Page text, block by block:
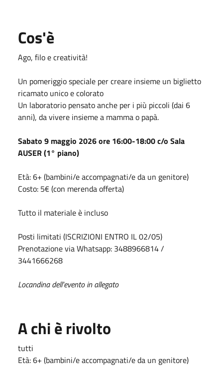
Cos'è
Ago, filo e creatività!
Un pomeriggio speciale per creare insieme un biglietto
ricamato unico e colorato
Un laboratorio pensato anche per i più piccoli (dai 6
anni), da vivere insieme a mamma o papà.
Sabato 9 maggio 2026ore 16:00-18:00 c/o Sala
AUSER (1° piano)
Età: 6+ (bambini/e accompagnati/e da un genitore)
Costo: 5€ (con merenda offerta)
Tutto il materiale è incluso
Posti limitati (ISCRIZIONI ENTRO IL 02/05)
Prenotazione via Whatsapp: 3488966814 /
3441666268
Locandina dell'evento in allegato
A chi è rivolto
tutti
Età: 6+ (bambini/e accompagnati/e da un genitore)